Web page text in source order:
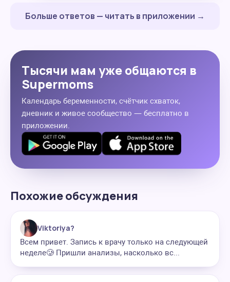
Больше ответов — читать в приложении →
Тысячи мам уже общаются в
Supermoms
Календарь беременности, счётчик схваток,
дневник и живое сообщество — бесплатно в
приложении.
Похожие обсуждения
Viktoriya?
Всем привет. Запись к врачу только на следующей
неделе🥲 Пришли анализы, насколько вс...